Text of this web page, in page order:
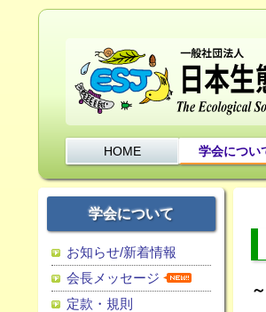
HOME 学会につい
学会について
お知らせ/新着情報
会長メッセージ
定款・規則